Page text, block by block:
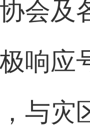
会及
响应
与灾